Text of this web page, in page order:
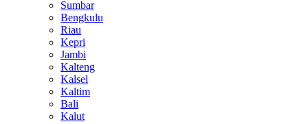
Sumbar
Bengkulu
Riau
Kepri
Jambi
Kalteng
Kalsel
Kaltim
Bali
Kalut